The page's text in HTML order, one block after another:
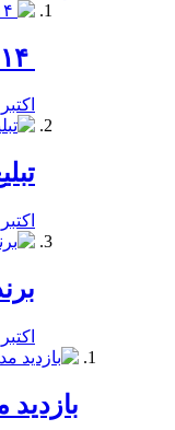
اکتبر 15, 2019
اکتبر 12, 2019
اکتبر 12, 2019